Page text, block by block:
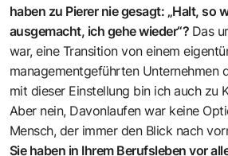
haben zu Pierer nie gesagt: „Halt, so
ausgemacht, ich gehe wieder“? Das
war, eine Transition von einem
managementgeführten Unternehmen
mit dieser Einstellung bin ich auch zu
Aber nein, Davonlaufen war keine
Mensch, der immer den Blick nach
Sie haben in Ihrem Berufsleben vor